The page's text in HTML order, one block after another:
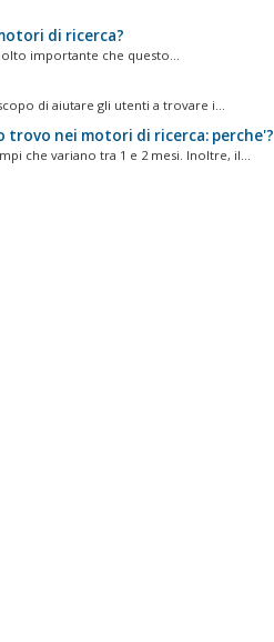
di ricerca?
importante che questo...
di aiutare gli utenti a trovare i...
nei motori di ricerca: perche'?
che variano tra 1 e 2 mesi. Inoltre, il...